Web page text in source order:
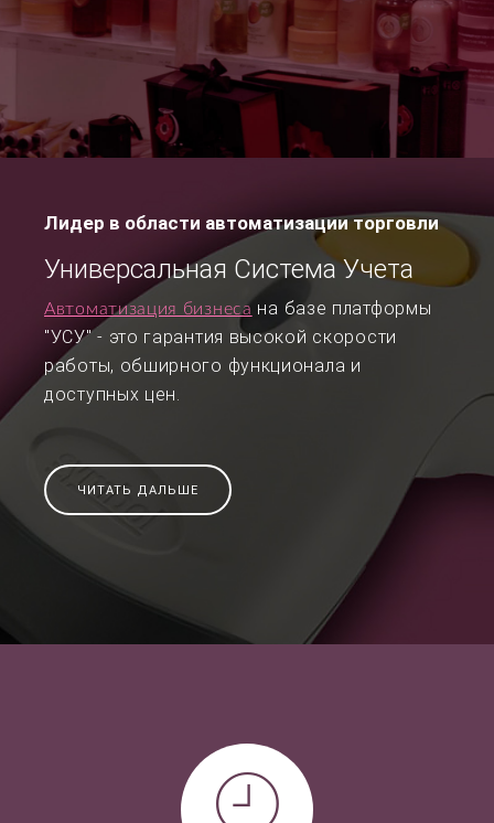
Лидер в области автоматизации торговли
Универсальная Система Учета
Автоматизация бизнеса на базе платформы
"УСУ" - это гарантия высокой скорости
работы, обширного функционала и
доступных цен.
ЧИТАТЬ ДАЛЬШЕ